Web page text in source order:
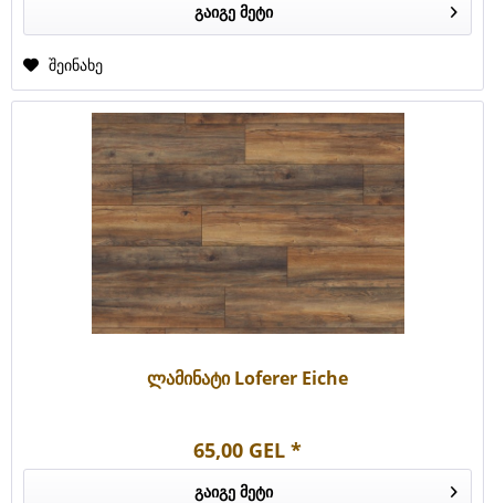
გაიგე მეტი
შეინახე
ლამინატი Loferer Eiche
65,00 GEL *
გაიგე მეტი